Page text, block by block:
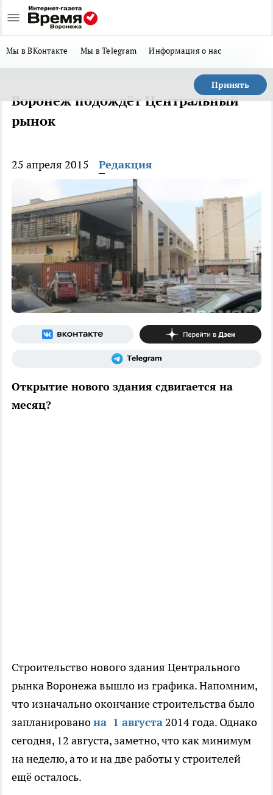
Мы в ВКонтакте Мы в Telegram Информация о нас
Принять
Воронеж подождёт Центральный
рынок
25 апреля 2015 Редакция
Открытие нового здания сдвигается на
месяц?
Строительство нового здания Центрального
рынка Воронежа вышло из графика. Напомним,
что изначально окончание строительства было
запланированона 1 августа 2014 года. Однако
сегодня, 12 августа, заметно, что как минимум
на неделю, а то и на две работы у строителей
ещё осталось.